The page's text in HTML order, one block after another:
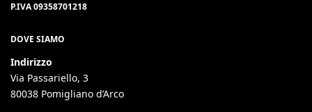
P.IVA 09358701218
DOVE SIAMO
Indirizzo
Via Passariello, 3
80038 Pomigliano d’Arco